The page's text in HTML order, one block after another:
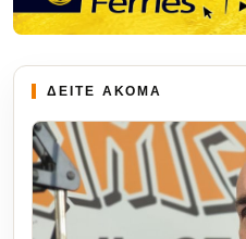
ΔΕΙΤΕ ΑΚΟΜΑ